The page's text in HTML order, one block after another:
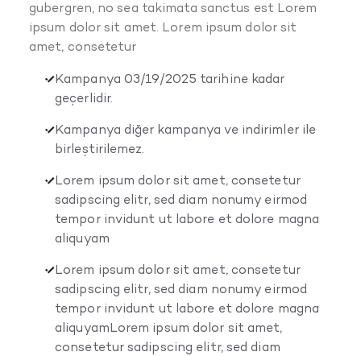
gubergren, no sea takimata sanctus est Lorem
ipsum dolor sit amet. Lorem ipsum dolor sit
amet, consetetur
Kampanya 03/19/2025 tarihine kadar
geçerlidir.
Kampanya diğer kampanya ve indirimler ile
birleştirilemez.
Lorem ipsum dolor sit amet, consetetur
sadipscing elitr, sed diam nonumy eirmod
tempor invidunt ut labore et dolore magna
aliquyam
Lorem ipsum dolor sit amet, consetetur
sadipscing elitr, sed diam nonumy eirmod
tempor invidunt ut labore et dolore magna
aliquyamLorem ipsum dolor sit amet,
consetetur sadipscing elitr, sed diam